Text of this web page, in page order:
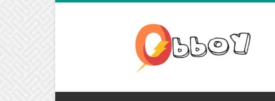
মিডিয়া